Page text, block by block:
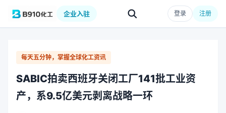
企业入驻 登录 注册
每天五分钟，掌握全球化工资讯
SABIC拍卖西班牙关闭工厂141批工业资
产，系9.5亿美元剥离战略一环